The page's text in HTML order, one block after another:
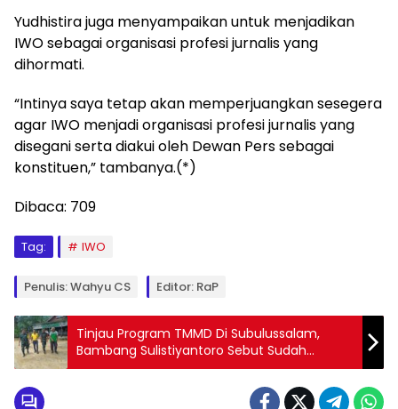
Yudhistira juga menyampaikan untuk menjadikan
IWO sebagai organisasi profesi jurnalis yang
dihormati.
“Intinya saya tetap akan memperjuangkan sesegera
agar IWO menjadi organisasi profesi jurnalis yang
disegani serta diakui oleh Dewan Pers sebagai
konstituen,” tambanya.(*)
Dibaca: 709
Tag: IWO
Penulis: Wahyu CS Editor: RaP
Tinjau Program TMMD Di Subulussalam,
Bambang Sulistiyantoro Sebut Sudah
Berjalan 85 Persen